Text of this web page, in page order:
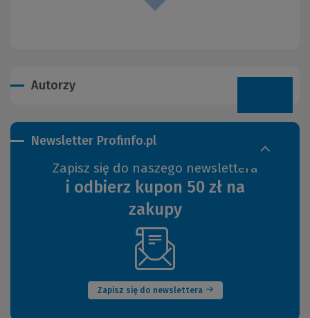
Autorzy
Newsletter Profinfo.pl
Zapisz się do naszego newslettera
i odbierz kupon 50 zł na
zakupy
Zapisz się do newslettera
(Nowe
okno)